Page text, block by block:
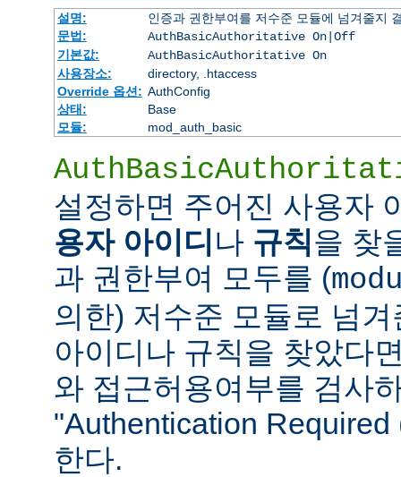
설명:
인증과 권한부여를 저수준 모듈에 넘겨줄지
문법:
AuthBasicAuthoritative On|Off
기본값:
AuthBasicAuthoritative On
사용장소:
directory, .htaccess
Override 옵션: AuthConfig
상태:
Base
모듈:
mod_auth_basic
설정하면 주어진 사용자
용자 아이디 나 규칙을 찾
과 권한부여 모두를 (
의한) 저수준 모듈로 넘
아이디나 규칙을 찾았다
와 접근허용여부를 검사
"Authentication
한다.